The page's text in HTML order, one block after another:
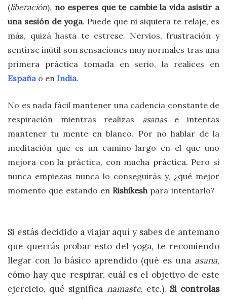
(liberación), no esperes quete cambie la vida asistir a
una sesión de yoga. Puede que ni siquiera te relaje, es
más, quizá hasta te estrese. Nervios, frustración y
sentirse inútil son sensaciones muy normales tras una
primera práctica tomada en serio, la realices en
España o en India.
No es nada fácil mantener una cadencia constante de
respiración mientras realizas asanase intentas
mantener tu mente en blanco. Por no hablar de la
meditación que es un camino largo en el que uno
mejora con la práctica, con mucha práctica. Pero si
nunca empiezas nunca lo conseguirás y, ¿qué mejor
momento que estando en Rishikeshpara intentarlo?
Si estás decidido a viajar aquí y sabes de antemano
que querrás probar esto del yoga, te recomiendo
llegar con lo básico aprendido (qué es una asana,
cómo hay que respirar, cuál es el objetivo de este
ejercicio, qué significa namaste, etc.). Si controlas